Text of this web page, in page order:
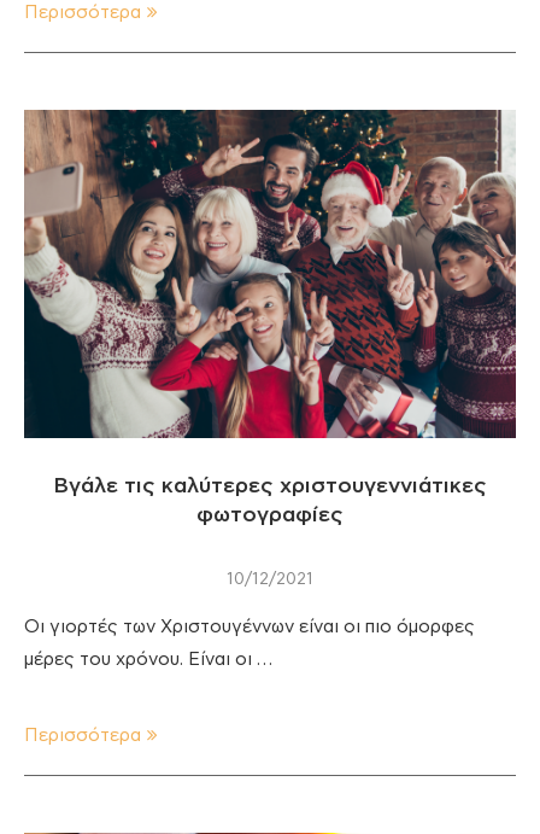
Περισσότερα
Βγάλε τις καλύτερες χριστουγεννιάτικες
φωτογραφίες
10/12/2021
Οι γιορτές των Χριστουγέννων είναι οι πιο όμορφες
μέρες του χρόνου. Είναι οι …
Περισσότερα